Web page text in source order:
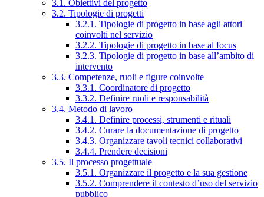
3.1. Obiettivi del progetto
3.2. Tipologie di progetti
3.2.1. Tipologie di progetto in base agli attori
coinvolti nel servizio
3.2.2. Tipologie di progetto in base al focus
3.2.3. Tipologie di progetto in base all’ambito di
intervento
3.3. Competenze, ruoli e figure coinvolte
3.3.1. Coordinatore di progetto
3.3.2. Definire ruoli e responsabilità
3.4. Metodo di lavoro
3.4.1. Definire processi, strumenti e rituali
3.4.2. Curare la documentazione di progetto
3.4.3. Organizzare tavoli tecnici collaborativi
3.4.4. Prendere decisioni
3.5. Il processo progettuale
3.5.1. Organizzare il progetto e la sua gestione
3.5.2. Comprendere il contesto d’uso del servizio
pubblico